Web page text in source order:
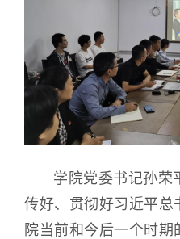
学院党委书记孙荣
传好、贯彻好习近平总
院当前和今后一个时